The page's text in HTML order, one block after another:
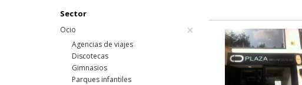
Sector
Ocio ×
Agencias de viajes
Discotecas
Gimnasios
Parques infantiles